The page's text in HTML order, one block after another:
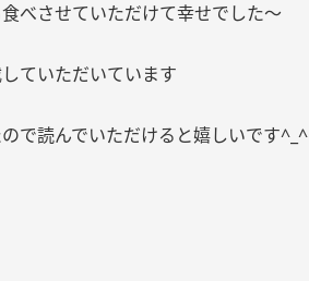
べさせていただけて幸せでした〜
ていただいています
で読んでいただけると嬉しいです^_^